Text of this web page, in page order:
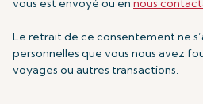
vous est envoyé ou en nous
Le retrait de ce consentement ne
personnelles que vous nous avez
voyages ou autres transactions.